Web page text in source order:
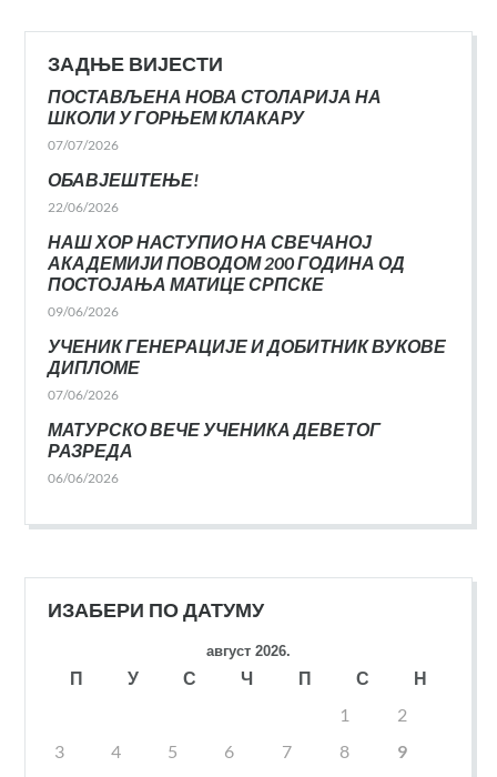
ЗАДЊЕ ВИЈЕСТИ
ПОСТАВЉЕНА НОВА СТОЛАРИЈА НА
ШКОЛИ У ГОРЊЕМ КЛАКАРУ
07/07/2026
ОБАВЈЕШТЕЊЕ!
22/06/2026
НАШ ХОР НАСТУПИО НА СВЕЧАНОЈ
АКАДЕМИЈИ ПОВОДОМ 200 ГОДИНА ОД
ПОСТОЈАЊА МАТИЦЕ СРПСКЕ
09/06/2026
УЧЕНИК ГЕНЕРАЦИЈЕ И ДОБИТНИК ВУКОВЕ
ДИПЛОМЕ
07/06/2026
МАТУРСКО ВЕЧЕ УЧЕНИКА ДЕВЕТОГ
РАЗРЕДА
06/06/2026
ИЗАБЕРИ ПО ДАТУМУ
август 2026.
П У С Ч П С
Н
1
2
3
4 5 6 7 8
9